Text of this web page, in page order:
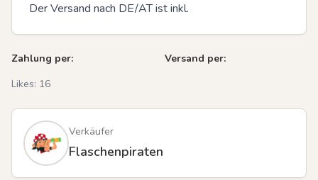
Der Versand nach DE/AT ist inkl.
Zahlung per:
Versand per:
Likes: 16
Verkäufer
Flaschenpiraten